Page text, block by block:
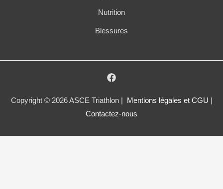
Nutrition
Blessures
Copyright © 2026 ASCE Triathlon | Mentions légales et CGU
Contactez-nous